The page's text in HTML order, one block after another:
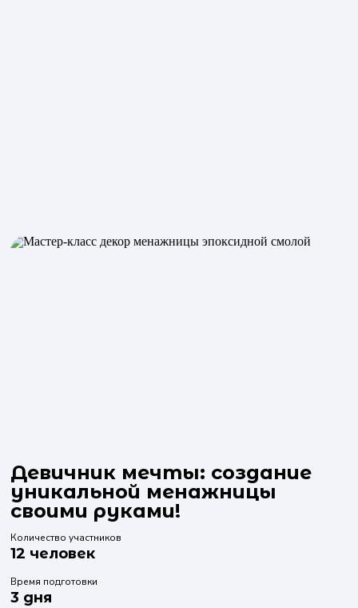
Девичник мечты: создание
уникальной менажницы
своими руками!
Количество участников
12 человек
Время подготовки
3 дня